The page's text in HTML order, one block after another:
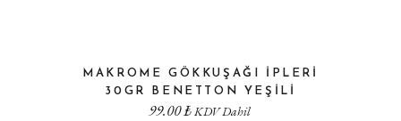
MAKROME GÖKKUŞAĞI İPLERI
30GR BENETTON YEŞILI
99.00₺KDV Dahil